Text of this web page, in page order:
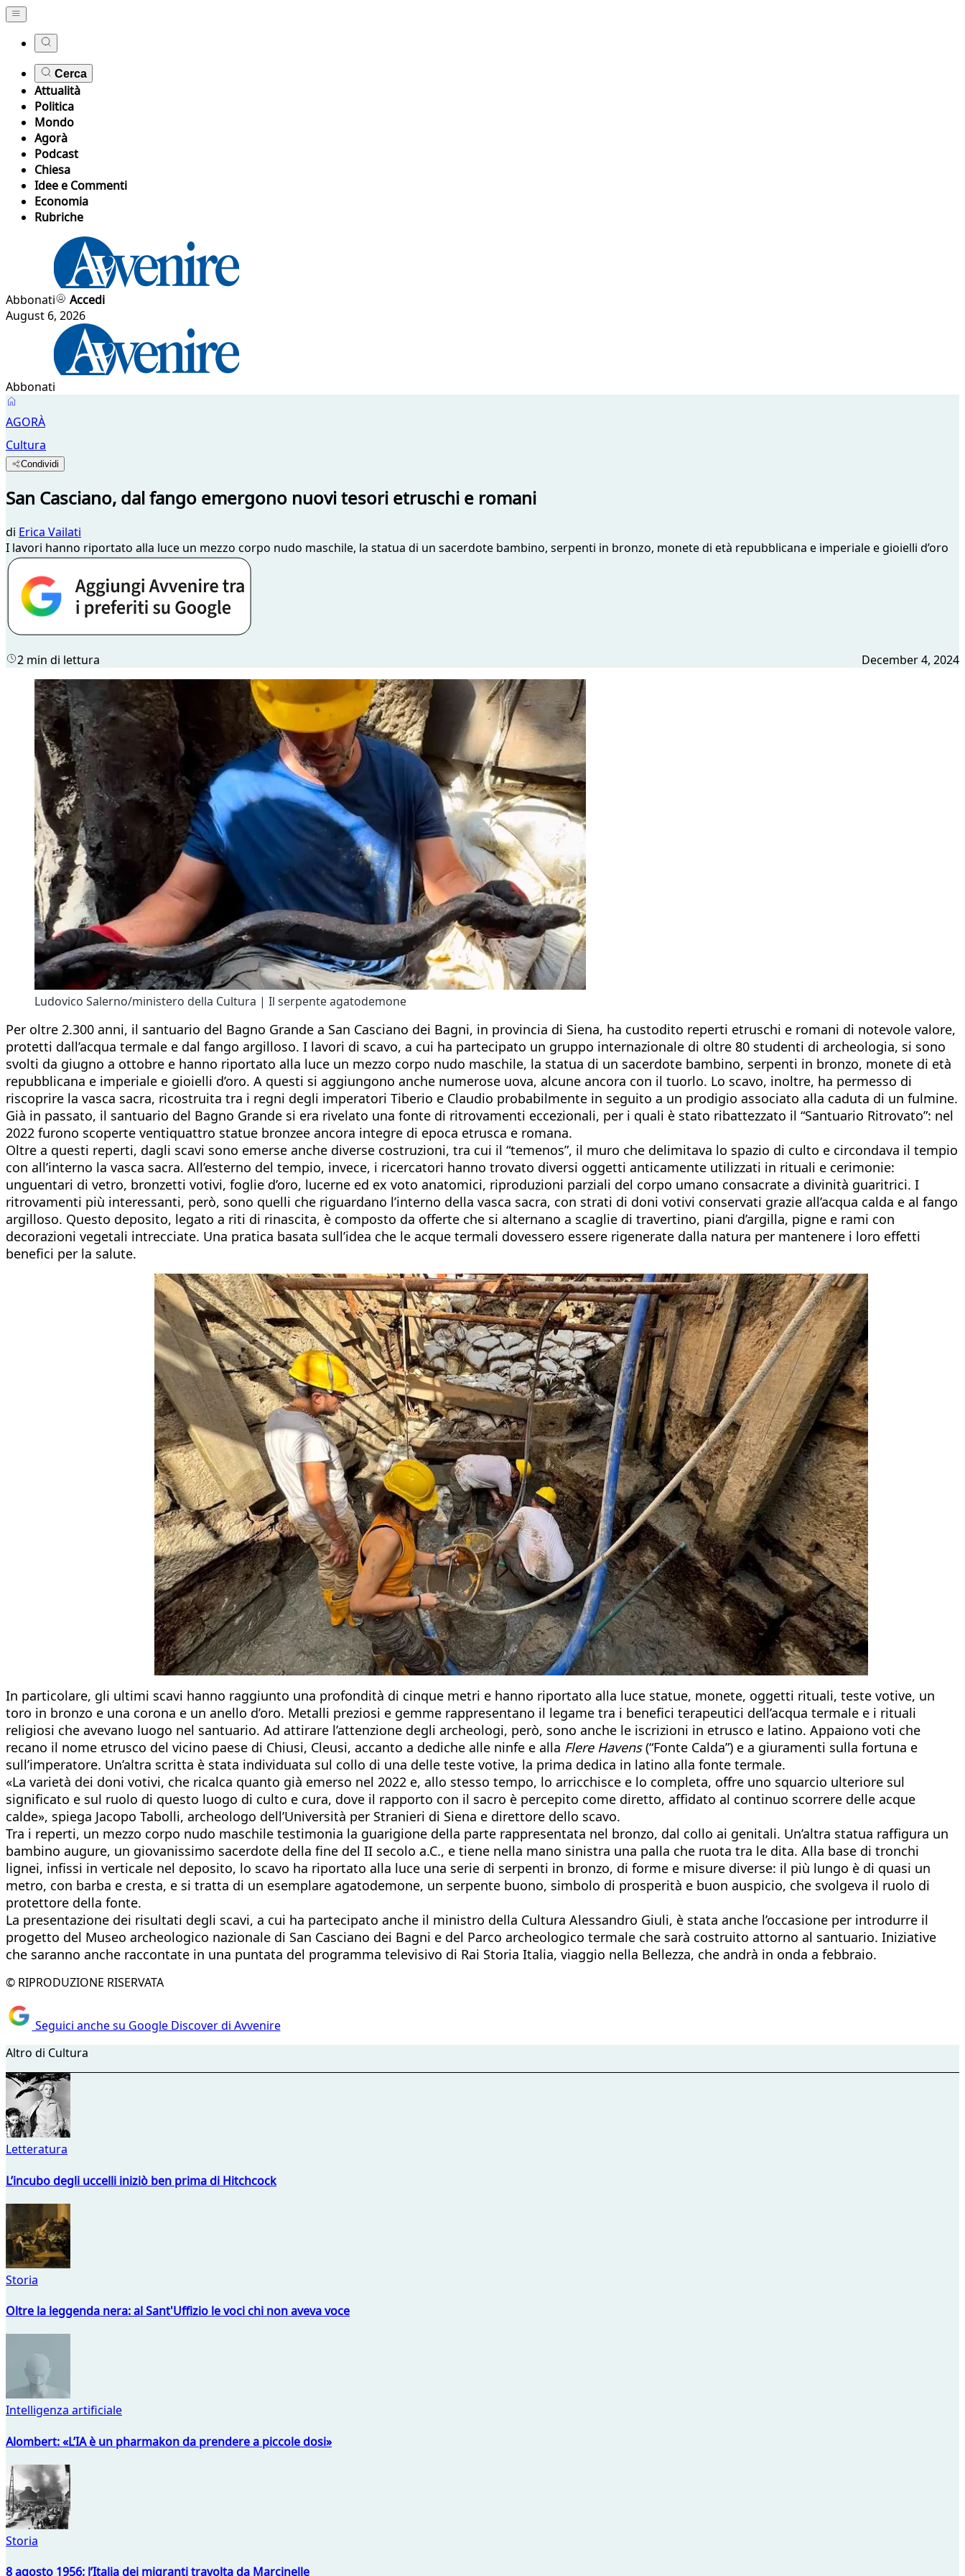
Cerca
Attualità
Politica
Mondo
Agorà
Podcast
Chiesa
Idee e Commenti
Economia
Rubriche
Abbonati
Accedi
August 6, 2026
Abbonati
AGORÀ
Cultura
Condividi
San Casciano, dal fango emergono nuovi tesori etruschi e romani
di Erica Vailati
I lavori hanno riportato alla luce un mezzo corpo nudo maschile, la statua di un sacerdote bambino, serpenti in bronzo, monete di età repubblicana e imperiale e gioielli d’oro
2 min di lettura December 4, 2024
Ludovico Salerno/ministero della Cultura | Il serpente agatodemone
Per oltre 2.300 anni, il santuario del Bagno Grande a San Casciano dei Bagni, in provincia di Siena, ha custodito reperti etruschi e romani di notevole valore,
protetti dall’acqua termale e dal fango argilloso. I lavori di scavo, a cui ha partecipato un gruppo internazionale di oltre 80 studenti di archeologia, si sono
svolti da giugno a ottobre e hanno riportato alla luce un mezzo corpo nudo maschile, la statua di un sacerdote bambino, serpenti in bronzo, monete di età
repubblicana e imperiale e gioielli d’oro. A questi si aggiungono anche numerose uova, alcune ancora con il tuorlo. Lo scavo, inoltre, ha permesso di
riscoprire la vasca sacra, ricostruita tra i regni degli imperatori Tiberio e Claudio probabilmente in seguito a un prodigio associato alla caduta di un fulmine.
Già in passato, il santuario del Bagno Grande si era rivelato una fonte di ritrovamenti eccezionali, per i quali è stato ribattezzato il “Santuario Ritrovato”: nel
2022 furono scoperte ventiquattro statue bronzee ancora integre di epoca etrusca e romana.
Oltre a questi reperti, dagli scavi sono emerse anche diverse costruzioni, tra cui il “temenos”, il muro che delimitava lo spazio di culto e circondava il tempio
con all’interno la vasca sacra. All’esterno del tempio, invece, i ricercatori hanno trovato diversi oggetti anticamente utilizzati in rituali e cerimonie:
unguentari di vetro, bronzetti votivi, foglie d’oro, lucerne ed ex voto anatomici, riproduzioni parziali del corpo umano consacrate a divinità guaritrici. I
ritrovamenti più interessanti, però, sono quelli che riguardano l’interno della vasca sacra, con strati di doni votivi conservati grazie all’acqua calda e al fango
argilloso. Questo deposito, legato a riti di rinascita, è composto da offerte che si alternano a scaglie di travertino, piani d’argilla, pigne e rami con
decorazioni vegetali intrecciate. Una pratica basata sull’idea che le acque termali dovessero essere rigenerate dalla natura per mantenere i loro effetti
benefici per la salute.
In particolare, gli ultimi scavi hanno raggiunto una profondità di cinque metri e hanno riportato alla luce statue, monete, oggetti rituali, teste votive, un
toro in bronzo e una corona e un anello d’oro. Metalli preziosi e gemme rappresentano il legame tra i benefici terapeutici dell’acqua termale e i rituali
religiosi che avevano luogo nel santuario. Ad attirare l’attenzione degli archeologi, però, sono anche le iscrizioni in etrusco e latino. Appaiono voti che
recano il nome etrusco del vicino paese di Chiusi, Cleusi, accanto a dediche alle ninfe e alla Flere Havens(“Fonte Calda”) e a giuramenti sulla fortuna e
sull’imperatore. Un’altra scritta è stata individuata sul collo di una delle teste votive, la prima dedica in latino alla fonte termale.
«La varietà dei doni votivi, che ricalca quanto già emerso nel 2022 e, allo stesso tempo, lo arricchisce e lo completa, offre uno squarcio ulteriore sul
significato e sul ruolo di questo luogo di culto e cura, dove il rapporto con il sacro è percepito come diretto, affidato al continuo scorrere delle acque
calde», spiega Jacopo Tabolli, archeologo dell’Università per Stranieri di Siena e direttore dello scavo.
Tra i reperti, un mezzo corpo nudo maschile testimonia la guarigione della parte rappresentata nel bronzo, dal collo ai genitali. Un’altra statua raffigura un
bambino augure, un giovanissimo sacerdote della fine del II secolo a.C., e tiene nella mano sinistra una palla che ruota tra le dita. Alla base di tronchi
lignei, infissi in verticale nel deposito, lo scavo ha riportato alla luce una serie di serpenti in bronzo, di forme e misure diverse: il più lungo è di quasi un
metro, con barba e cresta, e si tratta di un esemplare agatodemone, un serpente buono, simbolo di prosperità e buon auspicio, che svolgeva il ruolo di
protettore della fonte.
La presentazione dei risultati degli scavi, a cui ha partecipato anche il ministro della Cultura Alessandro Giuli, è stata anche l’occasione per introdurre il
progetto del Museo archeologico nazionale di San Casciano dei Bagni e del Parco archeologico termale che sarà costruito attorno al santuario. Iniziative
che saranno anche raccontate in una puntata del programma televisivo di Rai Storia Italia, viaggio nella Bellezza, che andrà in onda a febbraio.
© RIPRODUZIONE RISERVATA
Seguici anche su Google Discover di Avvenire
Altro di Cultura
Letteratura
L’incubo degli uccelli iniziò ben prima di Hitchcock
Storia
Oltre la leggenda nera: al Sant'Uffizio le voci chi non aveva voce
Intelligenza artificiale
Alombert: «L’IA è un pharmakon da prendere a piccole dosi»
Storia
8 agosto 1956: l’Italia dei migranti travolta da Marcinelle